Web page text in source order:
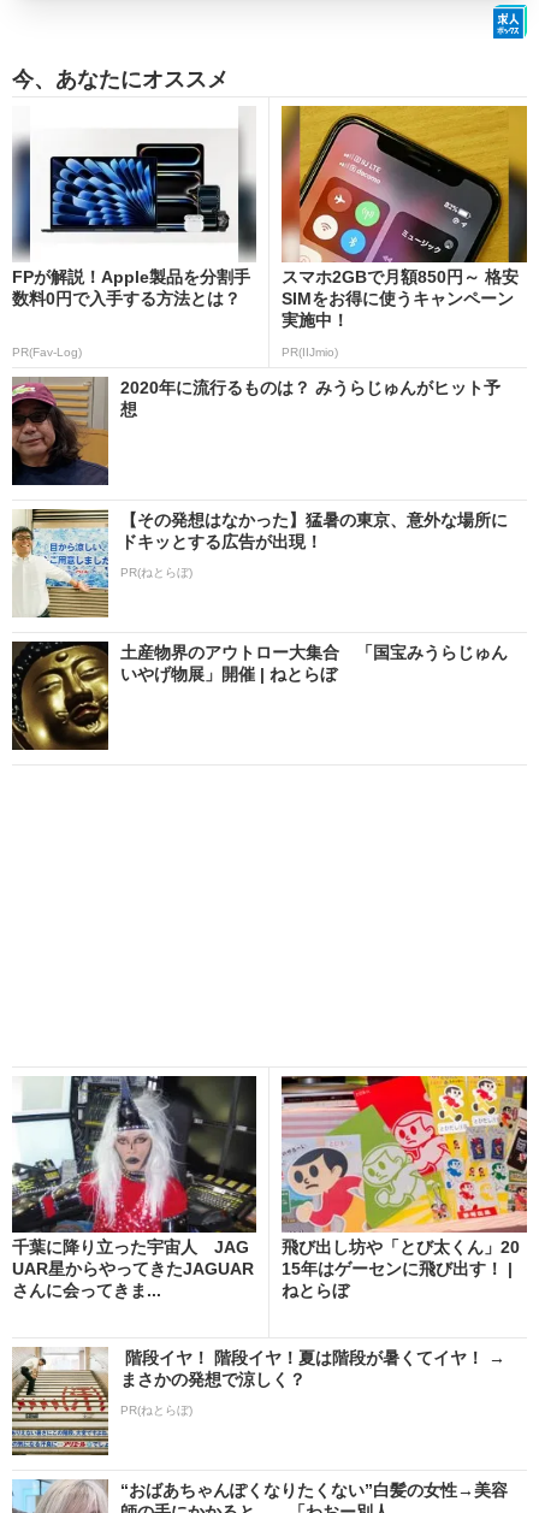
今、あなたにオススメ
FPが解説！Apple製品を分割手
数料0円で入手する方法とは？
PR(Fav-Log)
スマホ2GBで月額850円～ 格安
SIMをお得に使うキャンペーン
実施中！
PR(IIJmio)
2020年に流行るものは？ みうらじゅんがヒット予
想
【その発想はなかった】猛暑の東京、意外な場所に
ドキッとする広告が出現！
PR(ねとらぼ)
土産物界のアウトロー大集合 「国宝みうらじゅん
いやげ物展」開催 | ねとらぼ
千葉に降り立った宇宙人 JAG
UAR星からやってきたJAGUAR
さんに会ってきま...
飛び出し坊や「とび太くん」20
15年はゲーセンに飛び出す！ |
ねとらぼ
階段イヤ！ 階段イヤ！夏は階段が暑くてイヤ！ →
まさかの発想で涼しく？
PR(ねとらぼ)
“おばあちゃんぽくなりたくない”白髪の女性→美容